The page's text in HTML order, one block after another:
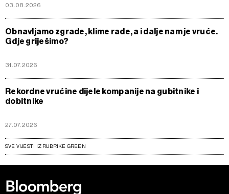
03.08.2026
Obnavljamo zgrade, klime rade, a i dalje nam je vruće.
Gdje griješimo?
31.07.2026
Rekordne vrućine dijele kompanije na gubitnike i
dobitnike
27.07.2026
SVE VIJESTI IZ RUBRIKE GREEN